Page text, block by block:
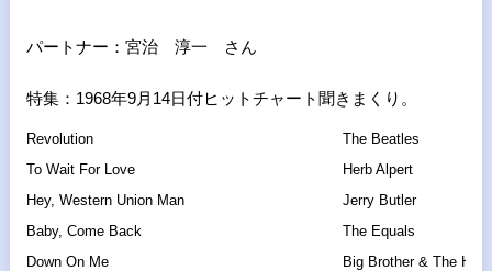
パートナー：宮治 淳一 さん
特集：1968年9月14日付ヒットチャート聞きまくり。
Revolution
The Beatles
To Wait For Love
Herb Alpert
Hey, Western Union Man
Jerry Butler
Baby, Come Back
The Equals
Down On Me
Big Brother & The